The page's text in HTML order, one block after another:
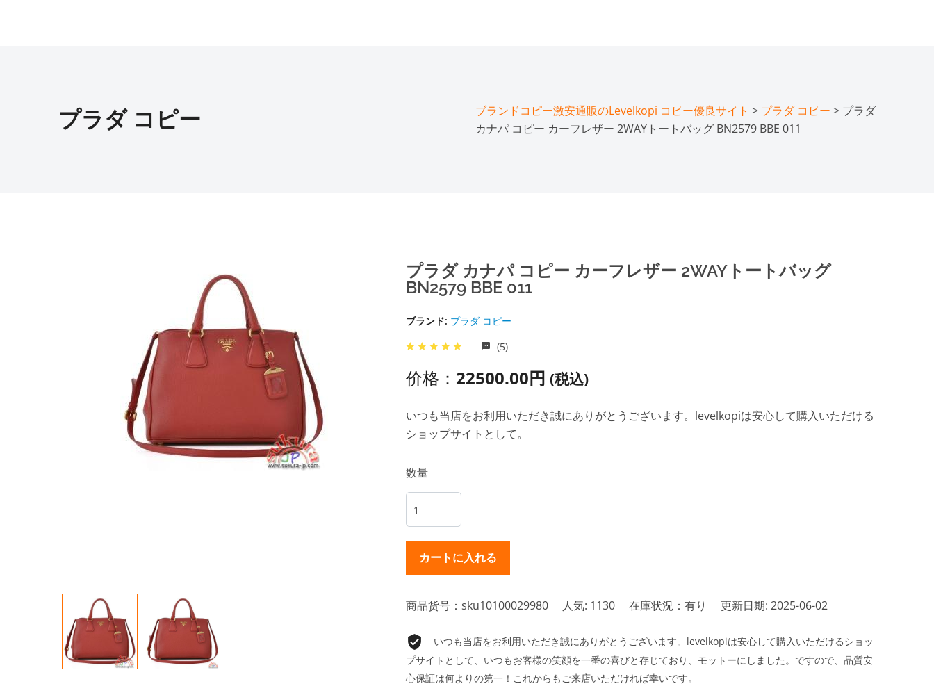
プラダ コピー ブランドコピー激安通販のLevelkopi コピー優良サイト > プラダ コピー > プラダ
カナパ コピー カーフレザー 2WAYトートバッグ BN2579 BBE 011
プラダ カナパ コピー カーフレザー 2WAYトートバッグ
BN2579 BBE 011
ブランド: プラダ コピー
(5)
价格： 22500.00円 (税込)
いつも当店をお利用いただき誠にありがとうございます。levelkopiは安心して購入いただける
ショップサイトとして。
数量
商品货号：sku10100029980 人気: 1130 在庫状況：有り 更新日期: 2025-06-02
いつも当店をお利用いただき誠にありがとうございます。levelkopiは安心して購入いただけるショッ
プサイトとして、いつもお客様の笑顔を一番の喜びと存じており、モットーにしました。ですので、品質安
心保証は何よりの第一！これからもご来店いただければ幸いです。